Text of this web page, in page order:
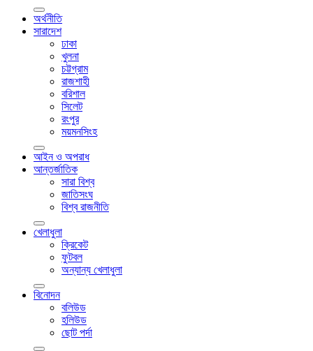
অর্থনীতি
সারাদেশ
ঢাকা
খুলনা
চট্টগ্রাম
রাজশাহী
বরিশাল
সিলেট
রংপুর
ময়মনসিংহ
আইন ও অপরাধ
আন্তর্জাতিক
সারা বিশ্ব
জাতিসংঘ
বিশ্ব রাজনীতি
খেলাধুলা
ক্রিকেট
ফুটবল
অন্যান্য খেলাধুলা
বিনোদন
বলিউড
হলিউড
ছোট পর্দা